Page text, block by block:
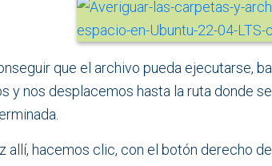
que el archivo pueda ejecutarse,
y nos desplacemos hasta la ruta donde
allí, hacemos clic, con el botón derecho